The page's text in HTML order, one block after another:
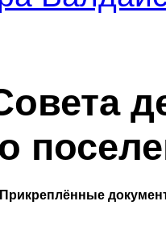
Прикреплённые